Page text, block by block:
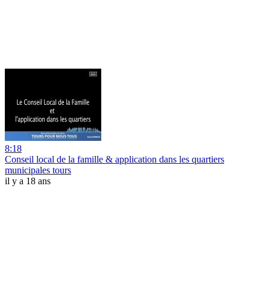
8:18
Conseil local de la famille & application dans les quartiers
municipales tours
il y a 18 ans